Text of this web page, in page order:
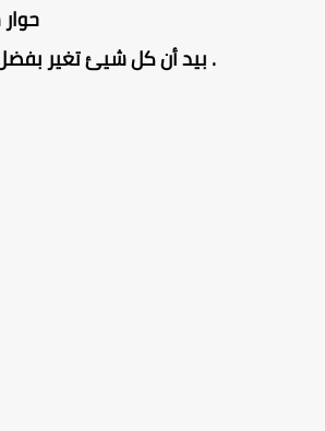
. بيد أن كل شيئ تغير بفضل